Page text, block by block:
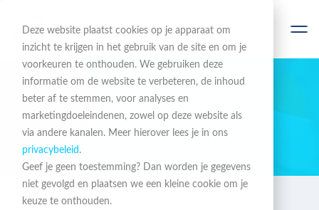
Deze website plaatst cookies op je apparaat om
inzicht te krijgen in het gebruik van de site en om je
voorkeuren te onthouden. We gebruiken deze
informatie om de website te verbeteren, de inhoud
beter af te stemmen, voor analyses en
marketingdoeleindenen, zowel op deze website als
via andere kanalen. Meer hierover lees je in ons
privacybeleid .
Geef je geen toestemming? Dan worden je gegevens
niet gevolgd en plaatsen we een kleine cookie om je
keuze te onthouden.
BLIJF OP DE HOOGTE
Nieuws & Acties
Nieuws